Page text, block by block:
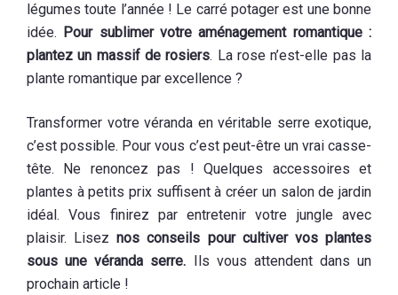
légumes toute l’année ! Le carré potager est une bonne
idée. Pour sublimer votre aménagement romantique :
plantez un massif de rosiers. La rose n’est-elle pas la
plante romantique par excellence ?
Transformer votre véranda en véritable serre exotique,
c’est possible. Pour vous c’est peut-être un vrai casse-
tête. Ne renoncez pas ! Quelques accessoires et
plantes à petits prix suffisent à créer un salon de jardin
idéal. Vous finirez par entretenir votre jungle avec
plaisir. Liseznos conseils pour cultiver vos plantes
sous une véranda serre.
Ils vous attendent dans un
prochain article !